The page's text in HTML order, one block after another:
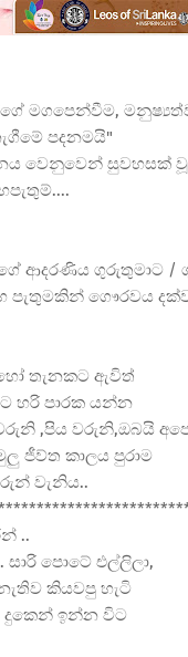
මගපෙන්වීම, මනුෂ්
පදනමයි"
වෙනුවෙන් සුවහසක්
ආදරණිය ගුරුතුමාට
පැතුමකින් ගෞරවය
තැනකට ඇවිත්
හරි පාරක යන්න
,පිය වරුනි,ඔබයි අපේ
ජීව්ත කාලය පුරාම
වැනිය..
..
පොටේ එල්ලිලා,
කියවපු හැටි
දුකෙන් ඉන්න විට